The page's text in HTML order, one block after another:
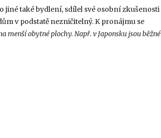
také bydlení, sdílel své osobní zkušenosti
v podstatě nezničitelný. K pronájmu se
menší obytné plochy. Např. v Japonsku jsou běžné